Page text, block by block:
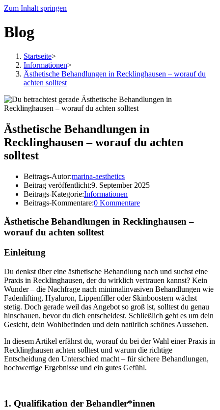
Zum Inhalt springen
Blog
Startseite>
Informationen>
Ästhetische Behandlungen in Recklinghausen – worauf du
achten solltest
Ästhetische Behandlungen in
Recklinghausen – worauf du achten
solltest
Beitrags-Autor:marina-aesthetics
Beitrag veröffentlicht:9. September 2025
Beitrags-Kategorie:Informationen
Beitrags-Kommentare:0 Kommentare
Ästhetische Behandlungen in Recklinghausen –
worauf du achten solltest
Einleitung
Du denkst über eine ästhetische Behandlung nach und suchst eine
Praxis in Recklinghausen, der du wirklich vertrauen kannst? Kein
Wunder – die Nachfrage nach minimalinvasiven Behandlungen wie
Fadenlifting, Hyaluron, Lippenfiller oder Skinboostern wächst
stetig. Doch gerade weil das Angebot so groß ist, solltest du genau
hinschauen, bevor du dich entscheidest. Schließlich geht es um dein
Gesicht, dein Wohlbefinden und dein natürlich schönes Aussehen.
In diesem Artikel erfährst du, worauf du bei der Wahl einer Praxis in
Recklinghausen achten solltest und warum die richtige
Entscheidung den Unterschied macht – für sichere Behandlungen,
hochwertige Ergebnisse und ein gutes Gefühl.
1. Qualifikation der Behandler*innen